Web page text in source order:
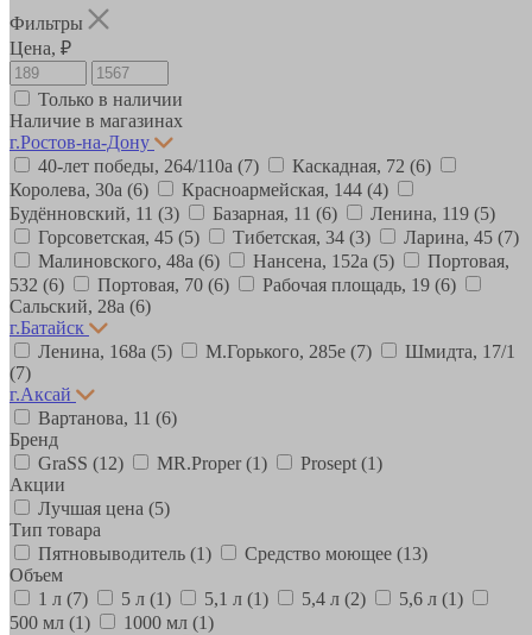
Фильтры
Цена, ₽
Только в наличии
Наличие в магазинах
г.Ростов-на-Дону
40-лет победы, 264/110а (7) Каскадная, 72 (6)
Королева, 30а (6) Красноармейская, 144 (4)
Будённовский, 11 (3) Базарная, 11 (6) Ленина, 119 (5)
Горсоветская, 45 (5) Тибетская, 34 (3) Ларина, 45 (7)
Малиновского, 48а (6) Нансена, 152а (5)
Портовая,
532 (6) Портовая, 70 (6) Рабочая площадь, 19 (6)
Сальский, 28a (6)
г.Батайск
Ленина, 168а (5) М.Горького, 285е (7)
Шмидта, 17/1
(7)
г.Аксай
Вартанова, 11 (6)
Бренд
GraSS (12) MR.Proper(1) Prosept (1)
Акции
Лучшая цена (5)
Тип товара
Пятновыводитель (1) Средство моющее (13)
Объем
1 л (7) 5 л (1) 5,1 л (1) 5,4 л (2) 5,6 л (1)
500 мл (1) 1000 мл (1)